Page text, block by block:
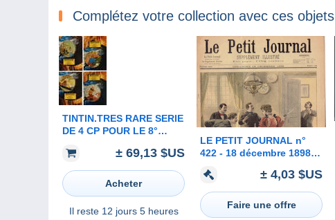
Complétez votre collection avec ces objets
TINTIN.TRES RARE SERIE
DE 4 CP POUR LE 8°
MARIGNANE. CREATION
J. LARDIE 1994. TIRAGE
LTE A 100 EX ET SIG
± 69,13 $US
Acheter
Il reste 12 jours 5 heures
LE PETIT JOURNAL n°
422 - 18 décembre 1898
Hongrois Carcassonne
± 4,03 $US
Faire une offre